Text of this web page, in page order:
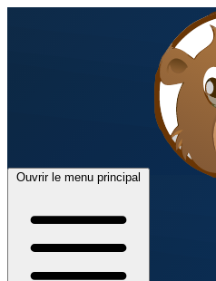
Ouvrir le menu principal